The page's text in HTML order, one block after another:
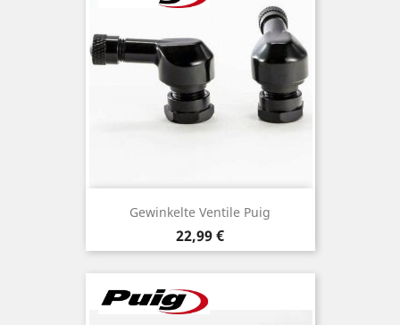
Gewinkelte Ventile Puig
Preis
22,99 €